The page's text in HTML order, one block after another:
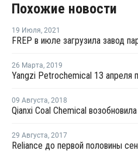
Похожие новости
19 Июля, 2021
26 Марта, 2019
09 Августа, 2018
29 Августа, 2017